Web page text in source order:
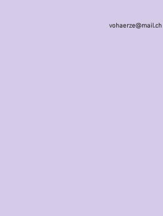
vohaerze@mail.ch